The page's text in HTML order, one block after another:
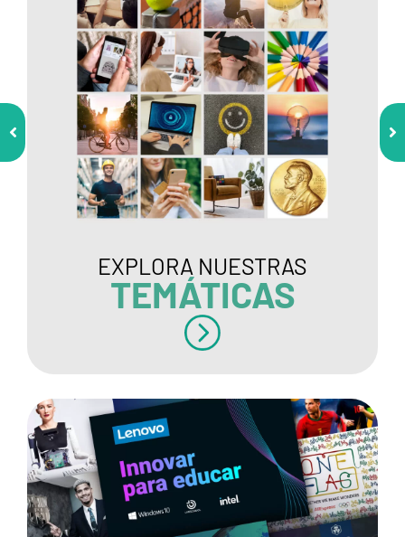
EXPLORA NUESTRAS
TEMÁTICAS